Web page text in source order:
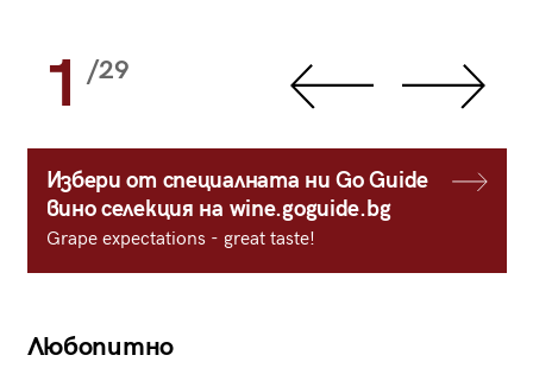
1 /29
Избери от специалната ни Go Guide
вино селекция на wine.goguide.bg
Grape expectations - great taste!
Любопитно